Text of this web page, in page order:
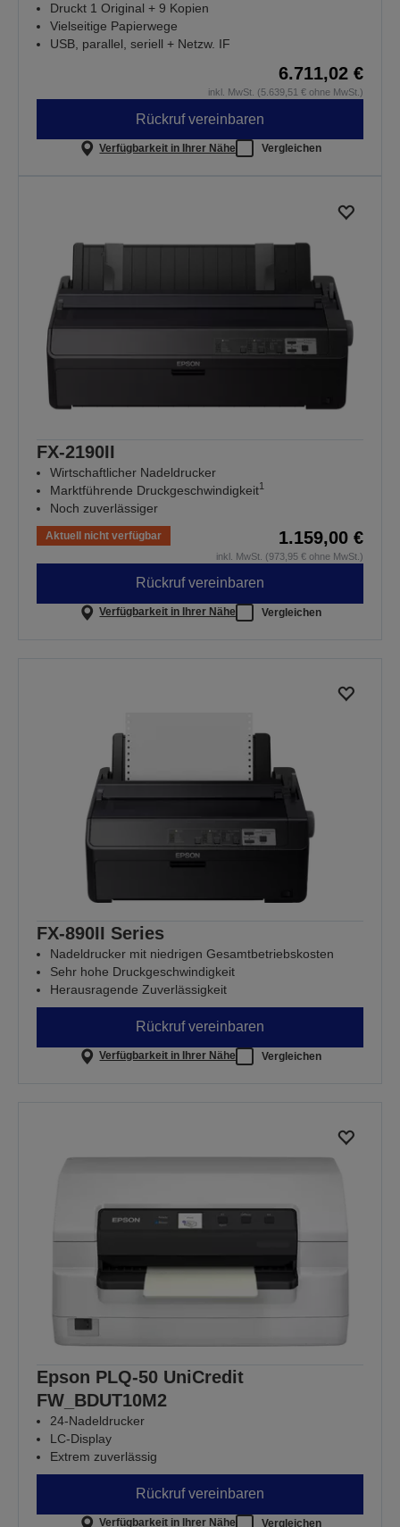
Druckt 1 Original + 9 Kopien
Vielseitige Papierwege
USB, parallel, seriell + Netzw. IF
6.711,02 €
inkl. MwSt. (5.639,51 € ohne MwSt.)
Rückruf vereinbaren
Verfügbarkeit in Ihrer Nähe Vergleichen
FX-2190II
Wirtschaftlicher Nadeldrucker
Marktführende Druckgeschwindigkeit1
Noch zuverlässiger
Aktuell nicht verfügbar 1.159,00 €
inkl. MwSt. (973,95 € ohne MwSt.)
Rückruf vereinbaren
Verfügbarkeit in Ihrer Nähe Vergleichen
FX-890II Series
Nadeldrucker mit niedrigen Gesamtbetriebskosten
Sehr hohe Druckgeschwindigkeit
Herausragende Zuverlässigkeit
Rückruf vereinbaren
Verfügbarkeit in Ihrer Nähe Vergleichen
Epson PLQ-50 UniCredit
FW_BDUT10M2
24-Nadeldrucker
LC-Display
Extrem zuverlässig
Rückruf vereinbaren
Verfügbarkeit in Ihrer Nähe Vergleichen